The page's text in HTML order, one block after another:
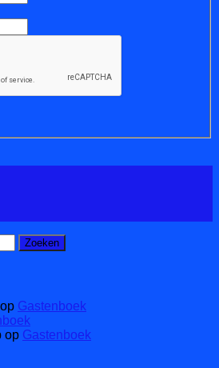
op Gastenboek
op Gastenboek